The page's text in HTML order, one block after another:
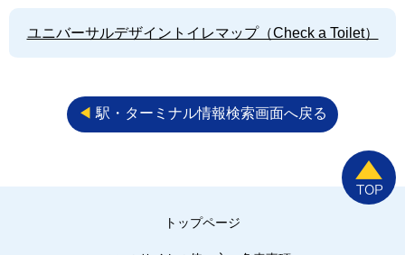
ユニバーサルデザイントイレマップ（Check a Toilet）
◀︎ 駅・ターミナル情報検索画面へ戻る
トップページ